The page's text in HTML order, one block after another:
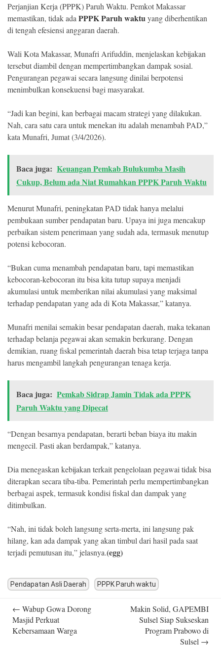
Perjanjian Kerja (PPPK) Paruh Waktu. Pemkot Makassar
memastikan, tidak ada PPPK Paruh waktuyang diberhentikan
di tengah efesiensi anggaran daerah.
Wali Kota Makassar, Munafri Arifuddin, menjelaskan kebijakan
tersebut diambil dengan mempertimbangkan dampak sosial.
Pengurangan pegawai secara langsung dinilai berpotensi
menimbulkan konsekuensi bagi masyarakat.
“Jadi kan begini, kan berbagai macam strategi yang dilakukan.
Nah, cara satu cara untuk menekan itu adalah menambah PAD,”
kata Munafri, Jumat (3/4/2026).
Baca juga: Keuangan Pemkab Bulukumba Masih
Cukup, Belum ada Niat Rumahkan PPPK Paruh Waktu
Menurut Munafri, peningkatan PAD tidak hanya melalui
pembukaan sumber pendapatan baru. Upaya ini juga mencakup
perbaikan sistem penerimaan yang sudah ada, termasuk menutup
potensi kebocoran.
“Bukan cuma menambah pendapatan baru, tapi memastikan
kebocoran-kebocoran itu bisa kita tutup supaya menjadi
akumulasi untuk memberikan nilai akumulasi yang maksimal
terhadap pendapatan yang ada di Kota Makassar,” katanya.
Munafri menilai semakin besar pendapatan daerah, maka tekanan
terhadap belanja pegawai akan semakin berkurang. Dengan
demikian, ruang fiskal pemerintah daerah bisa tetap terjaga tanpa
harus mengambil langkah pengurangan tenaga kerja.
Baca juga: Pemkab Sidrap Jamin Tidak ada PPPK
Paruh Waktu yang Dipecat
“Dengan besarnya pendapatan, berarti beban biaya itu makin
mengecil. Pasti akan berdampak,” katanya.
Dia menegaskan kebijakan terkait pengelolaan pegawai tidak bisa
diterapkan secara tiba-tiba. Pemerintah perlu mempertimbangkan
berbagai aspek, termasuk kondisi fiskal dan dampak yang
ditimbulkan.
“Nah, ini tidak boleh langsung serta-merta, ini langsung pak
hilang, kan ada dampak yang akan timbul dari hasil pada saat
terjadi pemutusan itu,” jelasnya.(egg)
Pendapatan Asli Daerah PPPK Paruh waktu
navigation
← Wabup Gowa Dorong
Masjid Perkuat
Kebersamaan Warga
Makin Solid, GAPEMBI
Sulsel Siap Sukseskan
Program Prabowo di
Sulsel →